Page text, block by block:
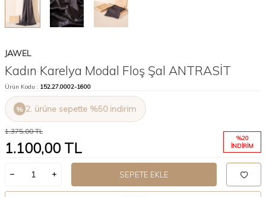
JAWEL
Kadın Karelya Modal Floş Şal ANTRASİT
Ürün Kodu : 152.27.0002-1600
2. ürüne sepette %50 indirim
1.375,00TL
1.100,00TL
%20
İNDIRIM
SEPETE EKLE